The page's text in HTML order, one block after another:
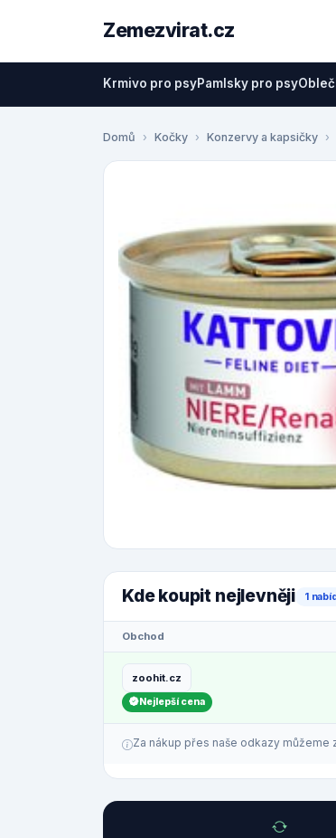
Zemezvirat.cz
Krmivo pro psyPamlsky pro psy
Domů Kočky Konzervy a kapsičky
Kde koupit nejlevněji 1
Obchod
zoohit.cz
Nejlepší cena
Za nákup přes naše odkazy můžeme